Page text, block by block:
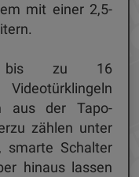
mit einer 2,5-
bis zu 16
aus der Tapo-
zählen unter
smarte Schalter
hinaus lassen